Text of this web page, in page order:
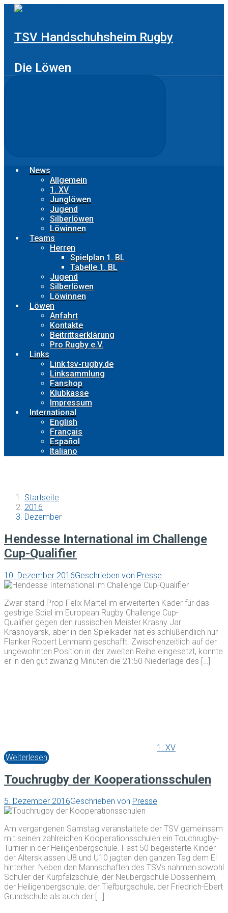
Zum
TSV Handschuhsheim Rugby
Die Löwen
News
Allgemein
1. XV
Junglöwen
Jugend
Silberlöwen
Löwinnen
Teams
Herren
Spielplan 1. BL
Tabelle 1. BL
Jugend
Silberlöwen
Löwinnen
Löwen
Anfahrt
Kontakte
Beitrittserklärung
Pro Rugby e.V.
Links
Link tsv-rugby.de
Linksammlung
Fanshop
Klubkasse
Impressum
International
English
Français
Español
Italiano
Startseite
2016
Dezember
Hendesse International im Challenge
Cup-Qualifier
10. Dezember 2016Geschrieben von Presse
Zwar stand Prop Felix Martel im erweiterten Kader für das
gestrige Spiel im European Rugby Challenge Cup-
Qualifier gegen den russischen Meister Krasny Jar
Krasnoyarsk, aber in den Spielkader hat es schlußendlich nur
Flanker Robert Lehmann geschafft. Zwischenzeitlich auf der
ungewohnten Position in der zweiten Reihe eingesetzt, konnte
er in den gut zwanzig Minuten die 21:50-Niederlage des […]
1. XV
Weiterlesen
Touchrugby der Kooperationsschulen
5. Dezember 2016Geschrieben von Presse
Am vergangenen Samstag veranstaltete der TSV gemeinsam
mit seinen zahlreichen Kooperationsschulen ein Touchrugby-
Turnier in der Heiligenbergschule. Fast 50 begeisterte Kinder
der Altersklassen U8 und U10 jagten den ganzen Tag dem Ei
hinterher. Neben den Mannschaften des TSVs nahmen sowohl
Schüler der Kurpfalzschule, der Neubergschule Dossenheim,
der Heiligenbergschule, der Tiefburgschule, der Friedrich-Ebert
Grundschule als auch der […]